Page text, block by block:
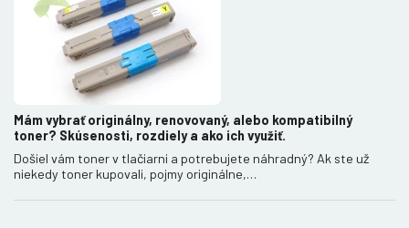
Mám vybrať originálny, renovovaný, alebo kompatibilný
toner? Skúsenosti, rozdiely a ako ich využiť.
Došiel vám toner v tlačiarni a potrebujete náhradný? Ak ste už
niekedy toner kupovali, pojmy originálne,…